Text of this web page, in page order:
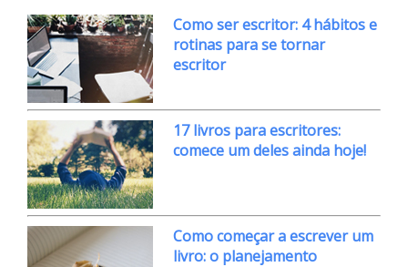
Como ser escritor: 4 hábitos e
rotinas para se tornar
escritor
17 livros para escritores:
comece um deles ainda hoje!
Como começar a escrever um
livro: o planejamento